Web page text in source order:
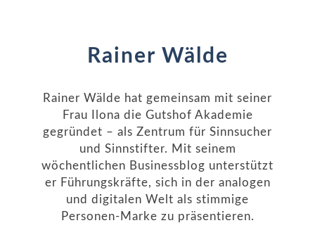
Rainer Wälde
Rainer Wälde hat gemeinsam mit seiner
Frau Ilona die Gutshof Akademie
gegründet – als Zentrum für Sinnsucher
und Sinnstifter. Mit seinem
wöchentlichen Businessblog unterstützt
er Führungskräfte, sich in der analogen
und digitalen Welt als stimmige
Personen-Marke zu präsentieren.